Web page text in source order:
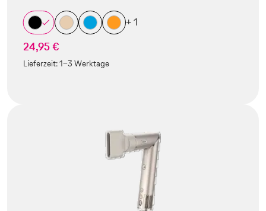
+ 1
24,95 €
Lieferzeit:1-3 Werktage